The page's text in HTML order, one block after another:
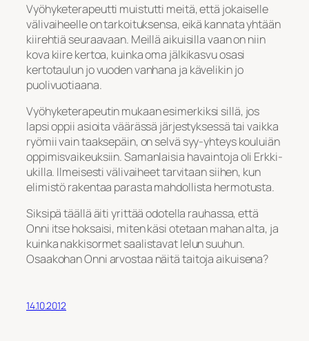
Vyöhyketerapeutti muistutti meitä, että jokaiselle
välivaiheelle on tarkoituksensa, eikä kannata yhtään
kiirehtiä seuraavaan. Meillä aikuisilla vaan on niin
kova kiire kertoa, kuinka oma jälkikasvu osasi
kertotaulun jo vuoden vanhana ja kävelikin jo
puolivuotiaana.
Vyöhyketerapeutin mukaan esimerkiksi sillä, jos
lapsi oppii asioita väärässä järjestyksessä tai vaikka
ryömii vain taaksepäin, on selvä syy-yhteys kouluiän
oppimisvaikeuksiin. Samanlaisia havaintoja oli Erkki-
ukilla. Ilmeisesti välivaiheet tarvitaan siihen, kun
elimistö rakentaa parasta mahdollista hermotusta.
Siksipä täällä äiti yrittää odotella rauhassa, että
Onni itse hoksaisi, miten käsi otetaan mahan alta, ja
kuinka nakkisormet saalistavat lelun suuhun.
Osaakohan Onni arvostaa näitä taitoja aikuisena?
14.10.2012